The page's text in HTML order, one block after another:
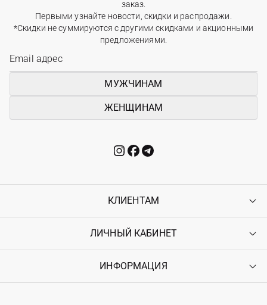
заказ.
Первыми узнайте новости, скидки и распродажи.
*Скидки не суммируются с другими скидками и акционными
предложениями.
МУЖЧИНАМ
ЖЕНЩИНАМ
КЛИЕНТАМ
Контакты
Возврат
Гарантия
ЛИЧНЫЙ КАБИНЕТ
Войти
ИНФОРМАЦИЯ